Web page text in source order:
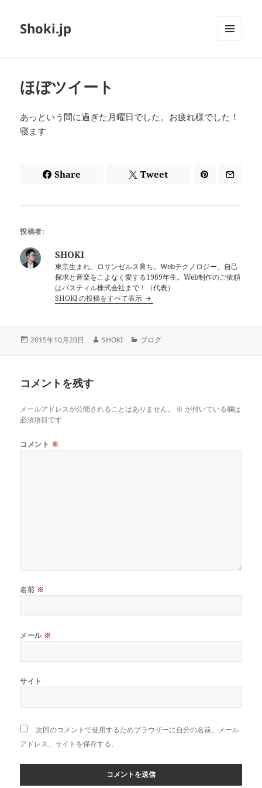
Shoki.jp
ほぼツイート
あっという間に過ぎた月曜日でした。お疲れ様でした！
寝ます
Share Tweet
投稿者:
SHOKI
東京生まれ。ロサンゼルス育ち。Webテクノロジー、自己
探求と音楽をこよなく愛する1989年生。Web制作のご依頼
はバスティル株式会社まで！（代表）
SHOKI の投稿をすべて表示
投
2015年10月20日
作
SHOKI
カ
ブログ
コメントを残す
メールアドレスが公開されることはありません。 ※ が付いている欄は
必須項目です
コメント ※
名前 ※
メール ※
サイト
次回のコメントで使用するためブラウザーに自分の名前、メール
アドレス、サイトを保存する。